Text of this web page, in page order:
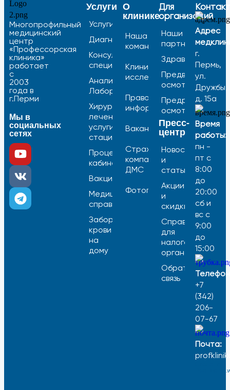
Многопрофильный
медицинский
центр
«Профессорская
клиника»
работает
с
2003
года в
г.Перми
Мы в
социальных
сетях
Услуги
Услуги
Диагностика
Консультации
специалистов
Анализы /
Лаборатория
Хирургическое
лечение /
услуги
стационара
Процедурный
кабинет
Вакцинация
Медицинские
справки
Забор
крови
на
дому
О
клинике
Наша
команда
Клинические
исследования
Правовая
информация
Вакансии
Страховые
компании
ДМС
Фотогалерея
Для
организаций
Наши
партнеры
Здравпункты
осмотры
Предрейсовые
осмотры
Пресс-
центр
Новости
и
статьи
Акции
и
скидки
Справка
для
налоговых
органов
Обратная
связь
Адрес
г.
Пермь,
ул.
Дружбы,
д. 15а
Время
работы:
пн -
пт с
8:00
до
20:00
сб и
вс с
9:00
до
15:00
+7
(342)
206-
07-67
Почта: